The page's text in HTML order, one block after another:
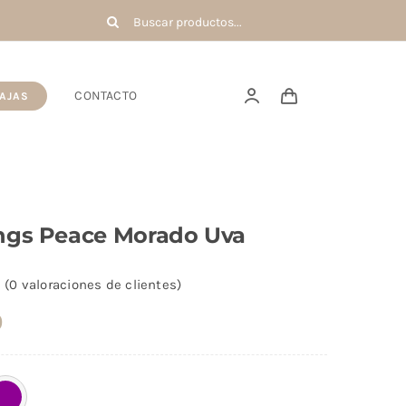
Buscar:
CONTACTO
Peace Morado Uva
(0 valoraciones de clientes)